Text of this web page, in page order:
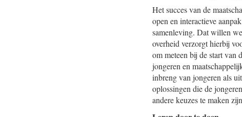
Het succes van de
open en interactieve
samenleving. Dat willen
overheid verzorgt hierbij
om meteen bij de start van
jongeren en
inbreng van jongeren als
oplossingen die de
andere keuzes te maken